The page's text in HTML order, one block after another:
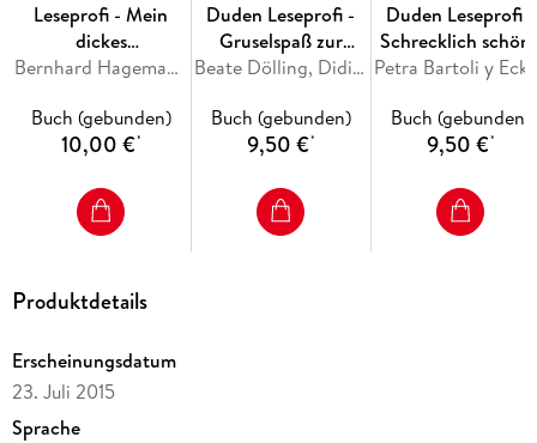
Leseprofi - Mein
dickes
GeschichtenbuchBernhard Hagemann, Jutta Wilke, Luise Holthausen, Sabine Rahn
Buch (gebunden)
10,00 €*
Duden Leseprofi -
Gruselspaß zur
Geisterstunde, 2.Beate Dölling, Didier Laget
Buch (gebunden)
9,50 €*
Duden Leseprofi -
Schrecklich
Ferien, 2. Klasse
Buch (gebunden)
9,50 €*
Produktdetails
Erscheinungsdatum
23. Juli 2015
Sprache